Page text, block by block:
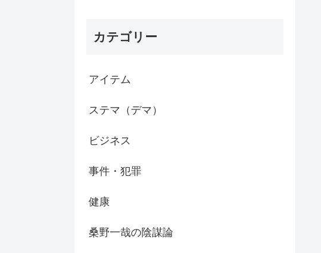
カテゴリー
アイテム
ステマ（デマ）
ビジネス
事件・犯罪
健康
桑野一哉の陰謀論